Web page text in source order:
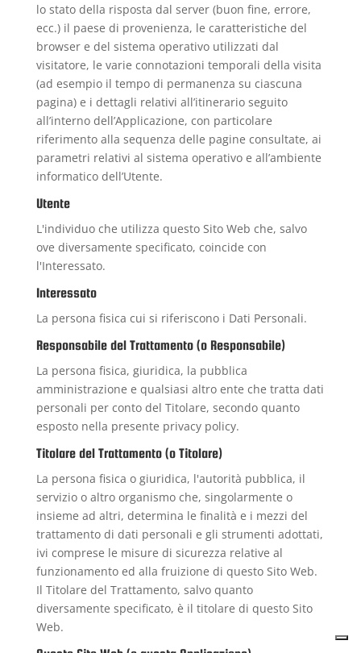
lo stato della risposta dal server (buon fine, errore,
ecc.) il paese di provenienza, le caratteristiche del
browser e del sistema operativo utilizzati dal
visitatore, le varie connotazioni temporali della visita
(ad esempio il tempo di permanenza su ciascuna
pagina) e i dettagli relativi all’itinerario seguito
all’interno dell’Applicazione, con particolare
riferimento alla sequenza delle pagine consultate, ai
parametri relativi al sistema operativo e all’ambiente
informatico dell’Utente.
Utente
L'individuo che utilizza questo Sito Web che, salvo
ove diversamente specificato, coincide con
l'Interessato.
Interessato
La persona fisica cui si riferiscono i Dati Personali.
Responsabile del Trattamento (o Responsabile)
La persona fisica, giuridica, la pubblica
amministrazione e qualsiasi altro ente che tratta dati
personali per conto del Titolare, secondo quanto
esposto nella presente privacy policy.
Titolare del Trattamento (o Titolare)
La persona fisica o giuridica, l'autorità pubblica, il
servizio o altro organismo che, singolarmente o
insieme ad altri, determina le finalità e i mezzi del
trattamento di dati personali e gli strumenti adottati,
ivi comprese le misure di sicurezza relative al
funzionamento ed alla fruizione di questo Sito Web.
Il Titolare del Trattamento, salvo quanto
diversamente specificato, è il titolare di questo Sito
Web.